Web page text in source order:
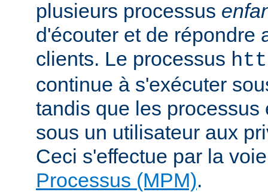
plusieurs processus
d'écouter et de répondre
clients. Le processus
continue à s'exécuter
tandis que les processus
sous un utilisateur aux
Ceci s'effectue par la
Processus (MPM).